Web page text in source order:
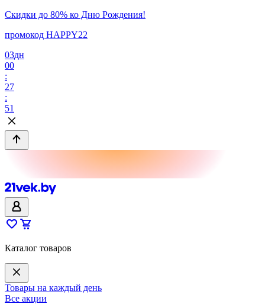
Скидки до 80% ко Дню Рождения!
промокод HAPPY22
03дн
00
:
27
:
51
Каталог товаров
Товары на каждый день
Все акции